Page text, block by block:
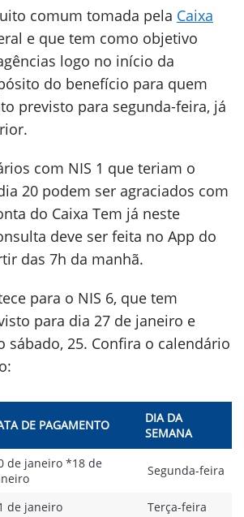
comum tomada pela Caixa
e que tem como objetivo
logo no início da
do benefício para quem
previsto para segunda-feira, já
com NIS 1 que teriam o
20 podem ser agraciados com
do Caixa Tem já neste
deve ser feita no App do
das 7h da manhã.
para o NIS 6, que tem
para dia 27 de janeiro e
sábado, 25. Confira o calendário
DE PAGAMENTO
DIA DA
SEMANA
de janeiro *18 de
Segunda-feira
de janeiro
Terça-feira